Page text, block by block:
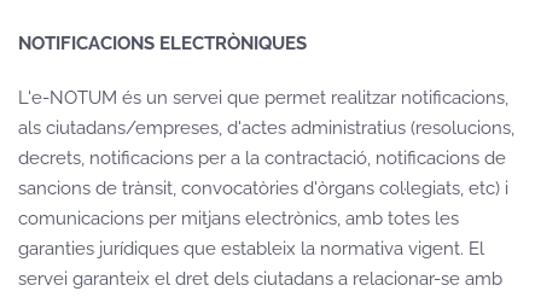
NOTIFICACIONS ELECTRÒNIQUES
L'e-NOTUM és un servei que permet realitzar notificacions,
als ciutadans/empreses, d'actes administratius (resolucions,
decrets, notificacions per a la contractació, notificacions de
sancions de trànsit, convocatòries d'òrgans col·legiats, etc) i
comunicacions per mitjans electrònics, amb totes les
garanties jurídiques que estableix la normativa vigent. El
servei garanteix el dret dels ciutadans a relacionar-se amb